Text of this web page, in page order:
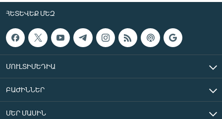
ՀԵՏԵՎԵՔ ՄԵԶ
ՄՈՒԼՏԻՄԵԴԻԱ
ԲԱԺԻՆՆԵՐ
ՄԵՐ ՄԱՍԻՆ